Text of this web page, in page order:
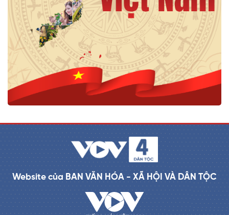
Website của BAN VĂN HÓA - XÃ HỘI VÀ DÂN TỘC